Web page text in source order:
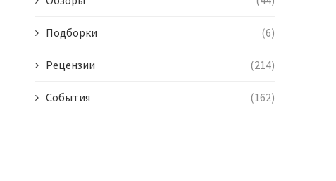
Подборки (6)
Рецензии (214)
События (162)